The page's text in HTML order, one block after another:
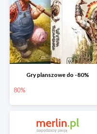
Gry planszowe do -80%
80%